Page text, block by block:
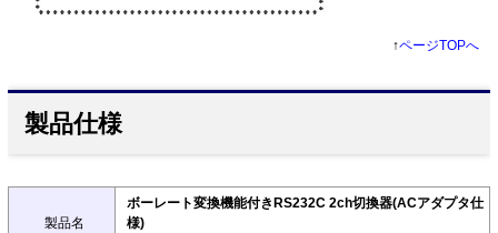
↑ページTOPへ
製品仕様
製品名
ボーレート変換機能付きRS232C 2ch切換器(ACアダプタ仕
様)